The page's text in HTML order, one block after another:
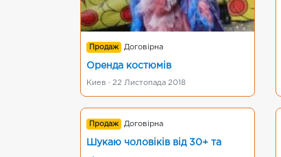
Продаж Договірна
Оренда костюмів
Киев · 22 Листопада 2018
Продаж Договірна
Шукаю чоловіків від 30+ та